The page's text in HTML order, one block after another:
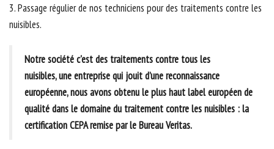
3. Passage régulier de nos techniciens pour des traitements contre les
nuisibles.
Notre société c'est des traitements contre tous les
nuisibles, une entreprise qui jouit d’une reconnaissance
européenne, nous avons obtenu le plus haut label européen de
qualité dans le domaine du traitement contre les nuisibles : la
certification CEPA remise par le Bureau Veritas.